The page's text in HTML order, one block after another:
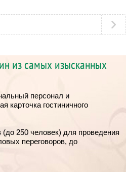
из самых изысканных
персонал и
карточка гостиничного
250 человек) для проведения
переговоров, до